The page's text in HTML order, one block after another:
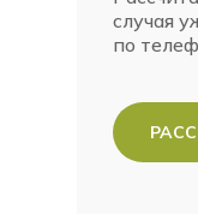
случая
по